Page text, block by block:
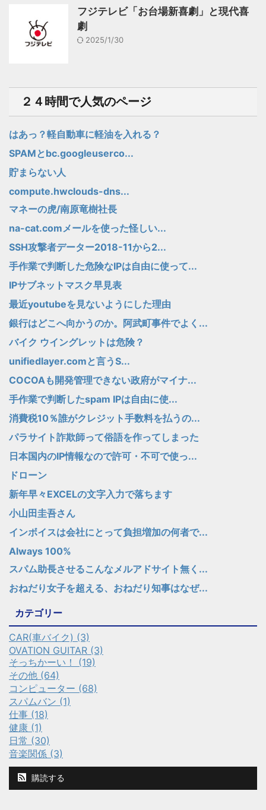
フジテレビ「お台場新喜劇」と現代喜
劇
2025/1/30
２４時間で人気のページ
はあっ？軽自動車に軽油を入れる？
SPAMとbc.googleuserco...
貯まらない人
compute.hwclouds-dns...
マネーの虎/南原竜樹社長
na-cat.comメールを使った怪しい...
SSH攻撃者データー2018-11から2...
手作業で判断した危険なIPは自由に使って...
IPサブネットマスク早見表
最近youtubeを見ないようにした理由
銀行はどこへ向かうのか。阿武町事件でよく...
バイク ウイングレットは危険？
unifiedlayer.comと言うS...
COCOAも開発管理できない政府がマイナ...
手作業で判断したspam IPは自由に使...
消費税10％誰がクレジット手数料を払うの...
パラサイト詐欺師って俗語を作ってしまった
日本国内のIP情報なので許可・不可で使っ...
ドローン
新年早々EXCELの文字入力で落ちます
小山田圭吾さん
インボイスは会社にとって負担増加の何者で...
Always 100%
スパム助長させるこんなメルアドサイト無く...
おねだり女子を超える、おねだり知事はなぜ...
カテゴリー
CAR(車バイク) (3)
OVATION GUITAR (3)
そっちかーい！ (19)
その他 (64)
コンピューター (68)
スパムバン (1)
仕事 (18)
健康 (1)
日常 (30)
音楽関係 (3)
購読する